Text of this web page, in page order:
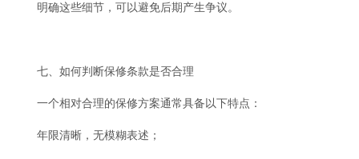
明确这些细节，可以避免后期产生争议。
七、如何判断保修条款是否合理
一个相对合理的保修方案通常具备以下特点：
年限清晰，无模糊表述；